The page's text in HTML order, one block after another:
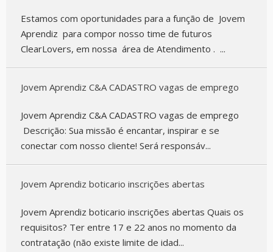
Estamos com oportunidades para a função de Jovem
Aprendiz para compor nosso time de futuros
ClearLovers, em nossa área de Atendimento . ...
Jovem Aprendiz C&A CADASTRO vagas de emprego
Jovem Aprendiz C&A CADASTRO vagas de emprego
Descrição: Sua missão é encantar, inspirar e se
conectar com nosso cliente! Será responsáv...
Jovem Aprendiz boticario inscrições abertas
Jovem Aprendiz boticario inscrições abertas Quais os
requisitos? Ter entre 17 e 22 anos no momento da
contratação (não existe limite de idad...